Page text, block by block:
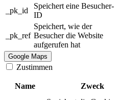
_pk_id
Speichert eine Besucher-
ID
_pk_ref
Speichert, wie der
Besucher die Website
aufgerufen hat
Google Maps
Zustimmen
Name Zweck